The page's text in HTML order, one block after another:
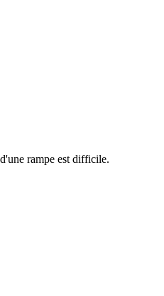
rampe est difficile.